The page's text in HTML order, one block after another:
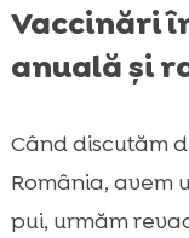
Vaccinări
anuală și
Când discutăm
România, avem
pui, urmăm